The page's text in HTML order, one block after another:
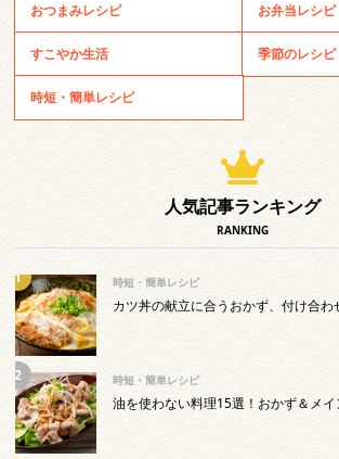
おつまみレシピ お弁当レシピ
すこやか生活 季節のレシピ
時短・簡単レシピ
人気記事ランキング
RANKING
時短・簡単レシピ
カツ丼の献立に合うおかず、付け合わ
時短・簡単レシピ
油を使わない料理15選！おかず＆メイ